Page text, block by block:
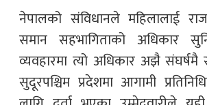
नेपालको संविधानले महिलालाई
समान सहभागिताको अधिकार
व्यवहारमा त्यो अधिकार अझै संघर्षमै
सुदूरपश्चिम प्रदेशमा आगामी